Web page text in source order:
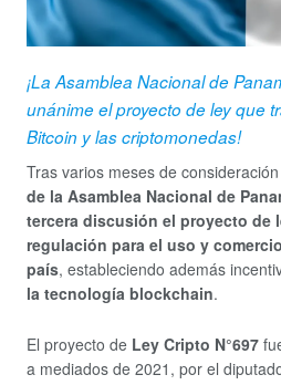
¡La Asamblea Nacional de
unánime el proyecto de ley que
Bitcoin y las criptomonedas!
Tras varios meses de
de la Asamblea Nacional de
tercera discusión el proyecto de
regulación para el uso y
país, estableciendo además
la tecnología blockchain.
El proyecto de Ley Cripto N°697
a mediados de 2021, por el